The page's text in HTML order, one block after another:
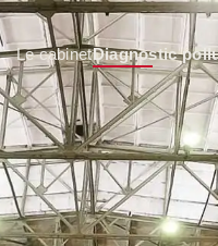
Le cabinetDiagnostic